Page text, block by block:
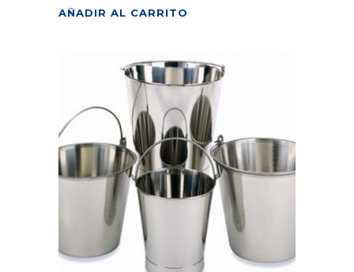
AÑADIR AL CARRITO